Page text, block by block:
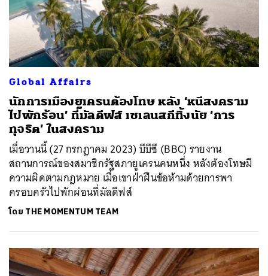
Global Affairs
นักการเมืองยูเครนต้องโทษ หลัง ‘หนีสงคราม
ไปพักร้อน’ ที่มัลดีฟส์ เซเลนสกีทิ้งนัย ‘การ
ทุจริต’ ในสงคราม
เมื่อวานนี้ (27 กรกฎาคม 2023) บีบีซี (BBC) รายงาน
สถานการณ์ของสมาชิกรัฐสภายูเครนคนหนึ่ง หลังต้องโทษมี
ความผิดตามกฎหมาย เมื่อเขาฝ่าฝืนข้อห้ามด้วยการพา
ครอบครัวไปพักผ่อนที่มัลดีฟส์
โดย THE MOMENTUM TEAM